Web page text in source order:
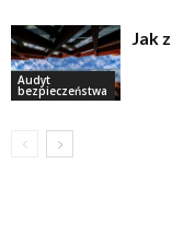
Audyt
bezpieczeństwa
Jak